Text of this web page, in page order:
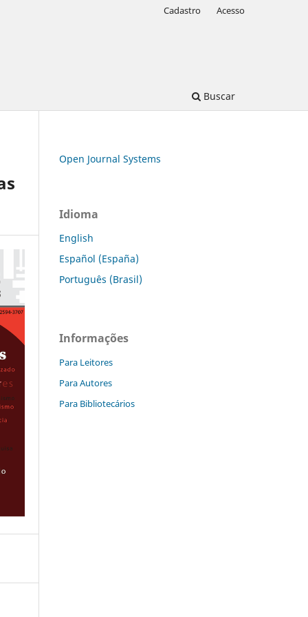
Buscar
Cadastro Acesso
Open Journal Systems
Idioma
English
Español (España)
Português (Brasil)
Informações
Para Leitores
Para Autores
Para Bibliotecários